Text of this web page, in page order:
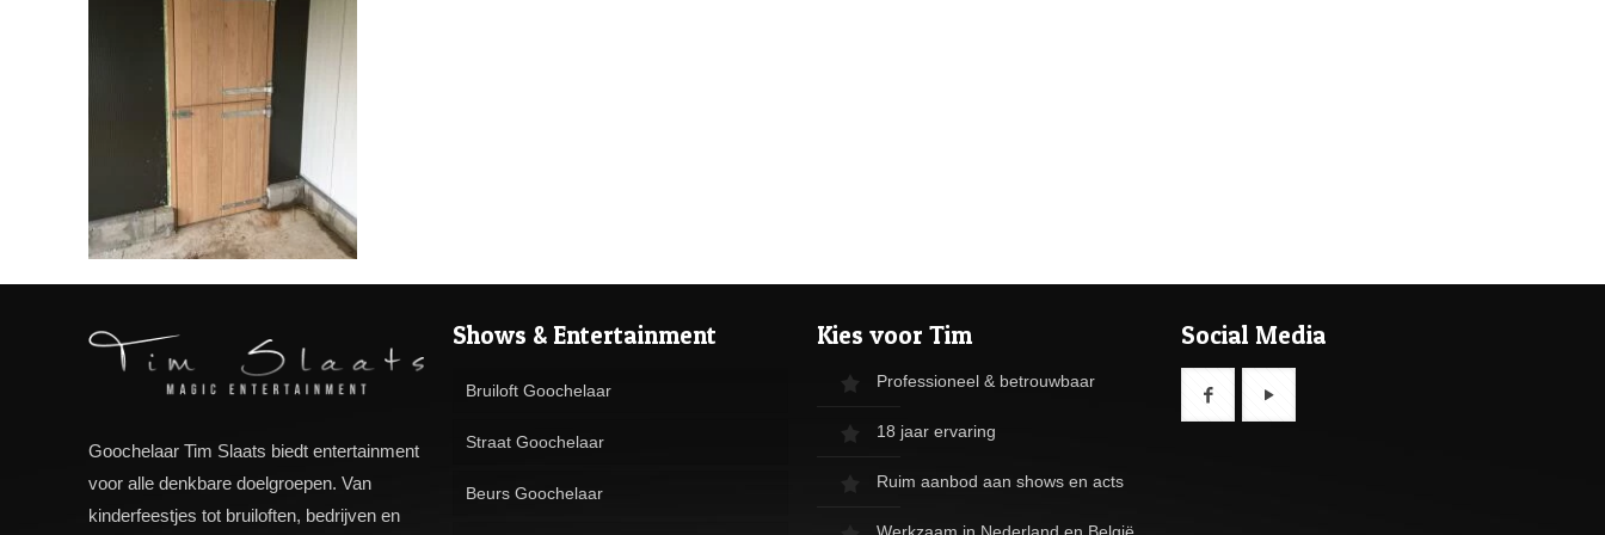
Goochelaar Tim Slaats biedt entertainment
voor alle denkbare doelgroepen. Van
kinderfeestjes tot bruiloften, bedrijven en
Shows & Entertainment
Bruiloft Goochelaar
Straat Goochelaar
Beurs Goochelaar
Kies voor Tim
Professioneel & betrouwbaar
18 jaar ervaring
Ruim aanbod aan shows en acts
Werkzaam in Nederland en België
Social Media